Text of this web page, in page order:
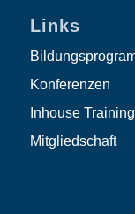
Links
Konferenzen
Inhouse
Mitgliedschaft